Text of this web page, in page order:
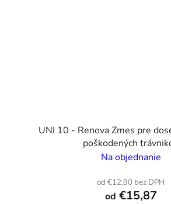
UNI 10 - Renova Zmes pre
poškodených
Na objednanie
od €12,90 bez DPH
od €15,87